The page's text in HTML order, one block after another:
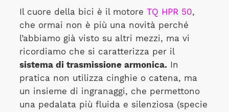
Il cuore della bici è il motore TQ HPR 50,
che ormai non è più una novità perché
l’abbiamo già visto su altri mezzi, ma vi
ricordiamo che si caratterizza per il
sistema di trasmissione armonica.In
pratica non utilizza cinghie o catena, ma
un insieme di ingranaggi, che permettono
una pedalata più fluida e silenziosa (specie